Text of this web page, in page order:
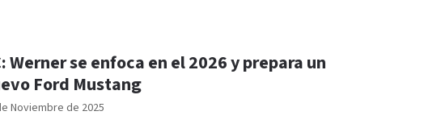
Noviembre de 2025
Werner se enfoca en el 2026 y prepara un
Ford Mustang